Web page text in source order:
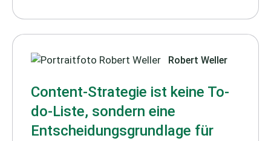
Robert Weller
Content-Strategie ist keine To-
do-Liste, sondern eine
Entscheidungsgrundlage für